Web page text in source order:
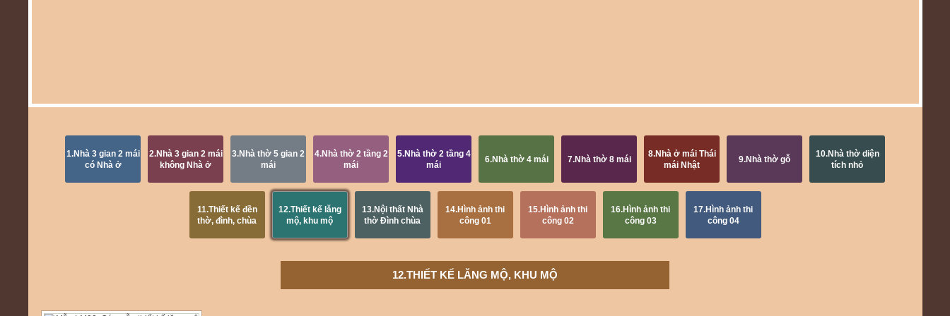
1.Nhà 3 gian 2 mái
có Nhà ở
2.Nhà 3 gian 2 mái
không Nhà ở
3.Nhà thờ 5 gian 2
mái
4.Nhà thờ 2 tầng 2
mái
5.Nhà thờ 2 tầng 4
mái
6.Nhà thờ 4 mái 7.Nhà thờ 8 mái
8.Nhà ở mái Thái
mái Nhật
9.Nhà thờ gỗ
10.Nhà thờ diện
tích nhỏ
11.Thiết kế đền
thờ, đình, chùa
12.Thiết kế lăng
mộ, khu mộ
13.Nội thất Nhà
thờ Đình chùa
14.Hình ảnh thi
công 01
15.Hình ảnh thi
công 02
16.Hình ảnh thi
công 03
17.Hình ảnh thi
công 04
12.THIẾT KẾ LĂNG MỘ, KHU MỘ